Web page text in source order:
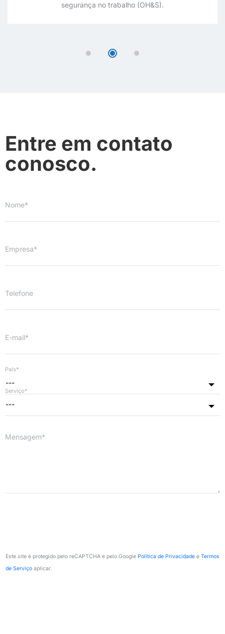
segurança no trabalho (OH&S).
Entre em contato
conosco.
Nome*
Empresa*
Telefone
E-mail*
---
País*
---
Serviço*
Mensagem*
Este site é protegido pelo reCAPTCHA e pelo Google Política de Privacidade e Termos
de Serviço aplicar.